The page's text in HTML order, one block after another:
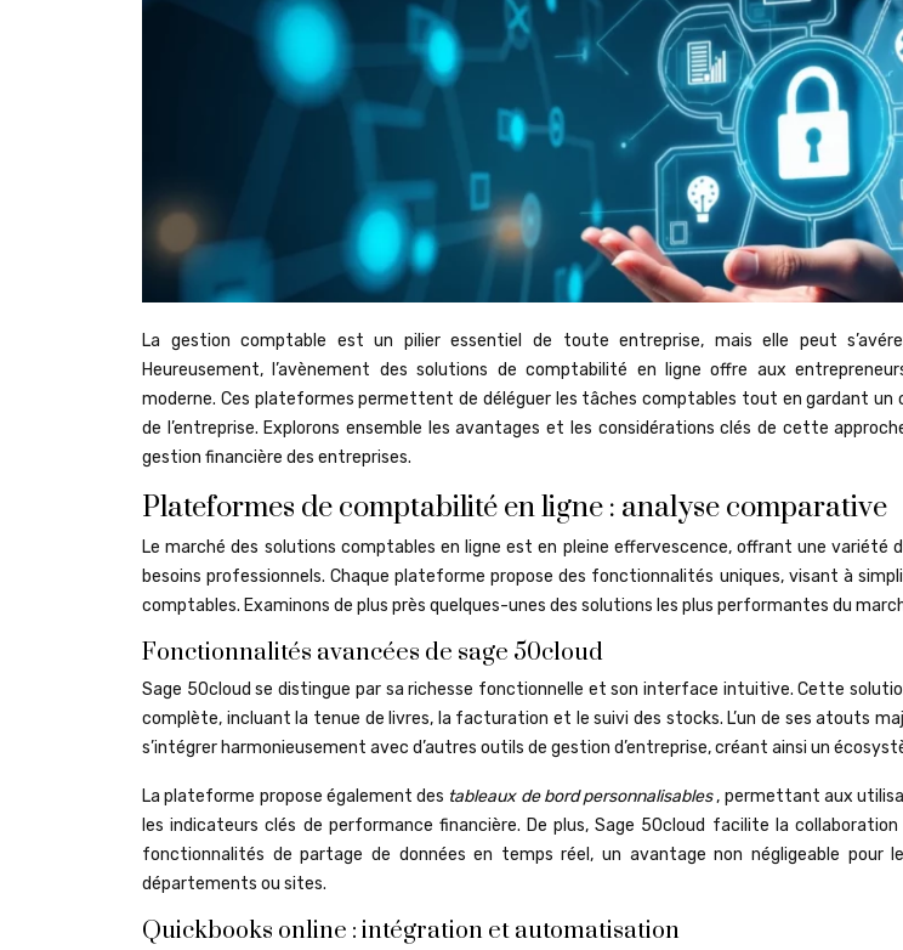
La gestion comptable est un pilier essentiel de toute entreprise, mais elle peut
Heureusement, l’avènement des solutions de comptabilité en ligne offre aux
moderne. Ces plateformes permettent de déléguer les tâches comptables tout en gardant un
de l’entreprise. Explorons ensemble les avantages et les considérations clés de cette
gestion financière des entreprises.
Plateformes de comptabilité en ligne : analyse comparative
Le marché des solutions comptables en ligne est en pleine effervescence, offrant une variété
besoins professionnels. Chaque plateforme propose des fonctionnalités uniques, visant à
comptables. Examinons de plus près quelques-unes des solutions les plus performantes du
Fonctionnalités avancées de sage 50cloud
Sage 50cloud se distingue par sa richesse fonctionnelle et son interface intuitive. Cette
complète, incluant la tenue de livres, la facturation et le suivi des stocks. L’un de ses atouts
s’intégrer harmonieusement avec d’autres outils de gestion d’entreprise, créant ainsi un
La plateforme propose également des tableaux de bord personnalisables, permettant aux
les indicateurs clés de performance financière. De plus, Sage 50cloud facilite la
fonctionnalités de partage de données en temps réel, un avantage non négligeable pour
départements ou sites.
Quickbooks online : intégration et automatisation